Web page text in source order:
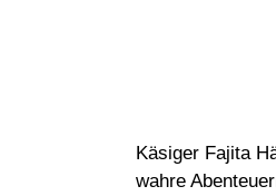
Käsiger Fajita
wahre